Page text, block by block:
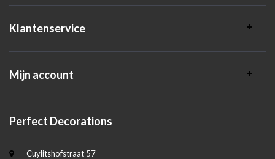
Klantenservice
Mijn account
Perfect Decorations
Cuylitshofstraat 57